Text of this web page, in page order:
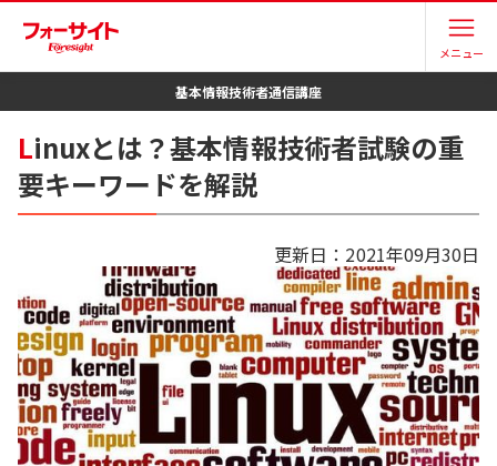
メニュー
基本情報技術者通信講座
Linuxとは？基本情報技術者試験の重
要キーワードを解説
更新日： 2021年09月30日